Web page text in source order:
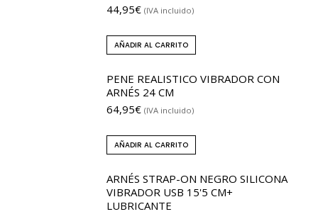
44,95€ (IVA incluido)
AÑADIR AL CARRITO
PENE REALISTICO VIBRADOR CON
ARNÉS 24 CM
64,95€ (IVA incluido)
AÑADIR AL CARRITO
ARNÉS STRAP-ON NEGRO SILICONA
VIBRADOR USB 15'5 CM+
LUBRICANTE